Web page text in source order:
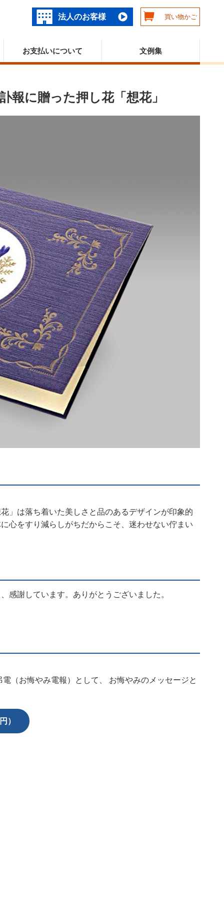
法人のお客様 買い物かご
お支払いについて 文例集
報に贈った押し花「想花」
」は落ち着いた美しさと品のあるデザインが印象的
心をすり減らしがちだからこそ、迷わせない佇まい
感謝しています。ありがとうございました。
（お悔やみ電報）として、 お悔やみのメッセージと
）